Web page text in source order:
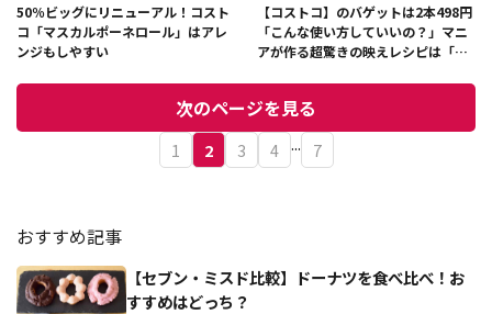
50％ビッグにリニューアル！コスト
コ「マスカルポーネロール」はアレ
ンジもしやすい
【コストコ】のバゲットは2本498円
「こんな使い方していいの？」マニ
アが作る超驚きの映えレシピは「絶
次のページを見る
1 2 3 4 ... 7
おすすめ記事
【セブン・ミスド比較】ドーナツを食べ比べ！お
すすめはどっち？